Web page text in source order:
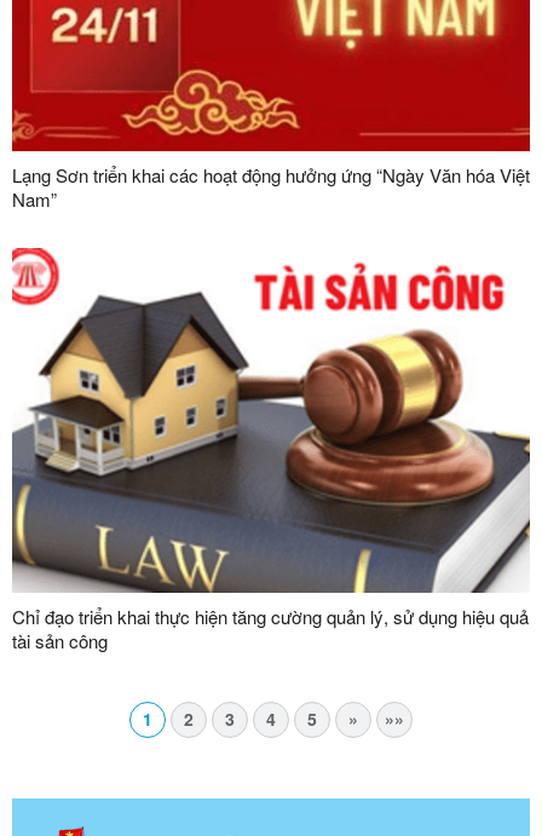
Lạng Sơn triển khai các hoạt động hưởng ứng “Ngày Văn hóa Việt
Nam”
Chỉ đạo triển khai thực hiện tăng cường quản lý, sử dụng hiệu quả
tài sản công
1 2 3 4 5 » »»